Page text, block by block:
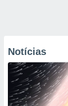
Notícias